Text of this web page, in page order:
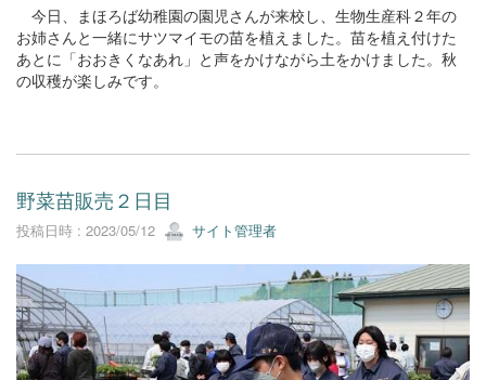
今日、まほろば幼稚園の園児さんが来校し、生物生産科２年の
お姉さんと一緒にサツマイモの苗を植えました。苗を植え付けた
あとに「おおきくなあれ」と声をかけながら土をかけました。秋
の収穫が楽しみです。
野菜苗販売２日目
投稿日時 : 2023/05/12 サイト管理者